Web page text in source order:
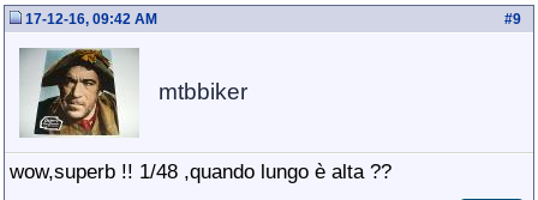
#9
17-12-16, 09:42 AM
mtbbiker
wow,superb !! 1/48 ,quando lungo è alta ??